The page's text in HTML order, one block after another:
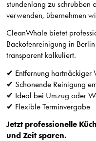
stundenlang zu schrubben
verwenden, übernehmen
CleanWhale bietet
Backofenreinigung in
transparent kalkuliert.
✔ Entfernung hartnäckiger
✔ Schonende Reinigung
✔ Ideal bei Umzug oder
✔ Flexible Terminvergabe
Jetzt professionelle
und Zeit sparen.